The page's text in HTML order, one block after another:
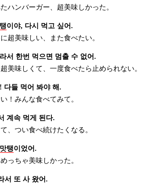
ハンバーガー、超美味しかった。
이야, 다시 먹고 싶어.
超美味しい、また食べたい。
서 한번 먹으면 멈출 수 없어.
美味しくて、一度食べたら止められない。
다들 먹어 봐야 해.
！みんな食べてみて。
계속 먹게 된다.
、つい食べ続けたくなる。
탱이었어.
っちゃ美味しかった。
서 또 사 왔어.